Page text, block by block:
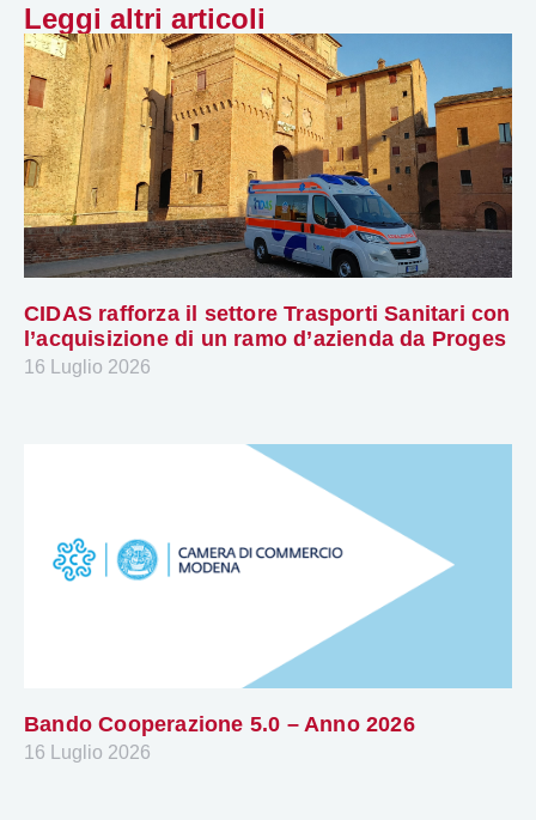
Leggi altri articoli
CIDAS rafforza il settore Trasporti Sanitari con
l’acquisizione di un ramo d’azienda da Proges
16 Luglio 2026
Bando Cooperazione 5.0 – Anno 2026
16 Luglio 2026